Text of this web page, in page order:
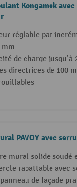
Kongamek
réglable par
mm
de charge jusqu’à
directrices de 100
PAVOY avec
mural solide soudé
rabattable avec
de façade